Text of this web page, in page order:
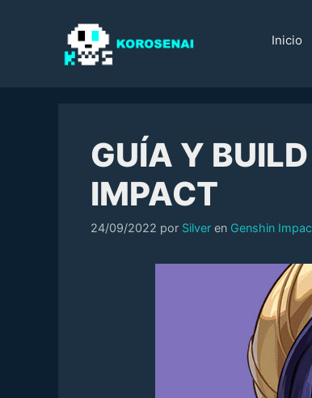
Inicio
GUÍA Y
IMPACT
24/09/2022 por Silver en Categorías
Genshin